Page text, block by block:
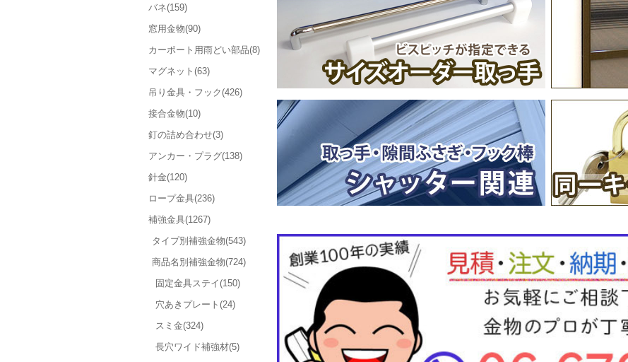
バネ(159)
窓用金物(90)
カーポート用雨どい部品(8)
マグネット(63)
吊り金具・フック(426)
接合金物(10)
釘の詰め合わせ(3)
アンカー・プラグ(138)
針金(120)
ロープ金具(236)
補強金具(1267)
タイプ別補強金物(543)
商品名別補強金物(724)
固定金具ステイ(150)
穴あきプレート(24)
スミ金(324)
長穴ワイド補強材(5)